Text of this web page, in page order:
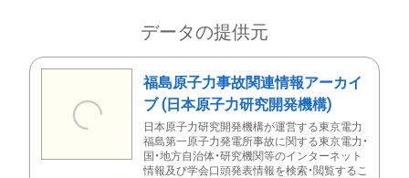
データの提供元
福島原子力事故関連情報アーカイ
ブ (日本原子力研究開発機構)
日本原子力研究開発機構が運営する東京電力
福島第一原子力発電所事故に関する東京電力・
国・地方自治体・研究機関等のインターネット
情報及び学会口頭発表情報を検索・閲覧するこ